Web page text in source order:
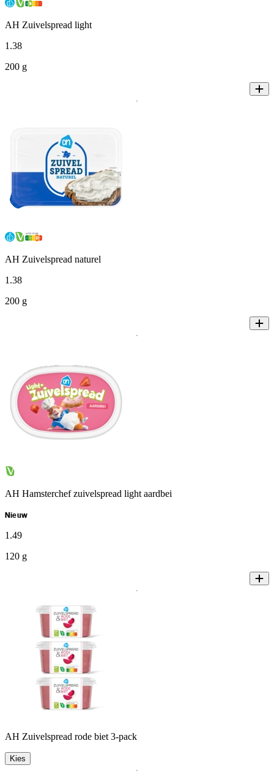
AH Zuivelspread light
1 .38
200 g
AH Zuivelspread naturel
1 .38
200 g
AH Hamsterchef zuivelspread light aardbei
Nieuw
1 .49
120 g
AH Zuivelspread rode biet 3-pack
Kies